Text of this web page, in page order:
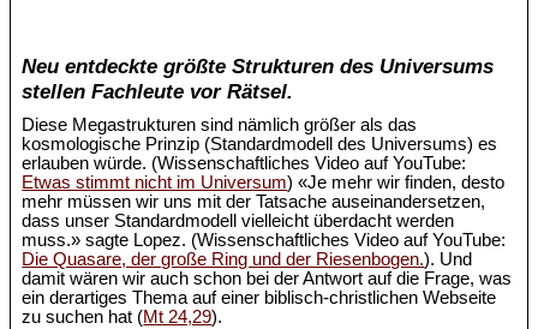
Neu entdeckte größte Strukturen des Universums
stellen Fachleute vor Rätsel.
Diese Megastrukturen sind nämlich größer als das
kosmologische Prinzip (Standardmodell des Universums) es
erlauben würde. (Wissenschaftliches Video auf YouTube:
Etwas stimmt nicht im Universum) «Je mehr wir finden, desto
mehr müssen wir uns mit der Tatsache auseinandersetzen,
dass unser Standardmodell vielleicht überdacht werden
muss.» sagte Lopez. (Wissenschaftliches Video auf YouTube:
Die Quasare, der große Ring und der Riesenbogen.). Und
damit wären wir auch schon bei der Antwort auf die Frage, was
ein derartiges Thema auf einer biblisch-christlichen Webseite
zu suchen hat (Mt 24,29).